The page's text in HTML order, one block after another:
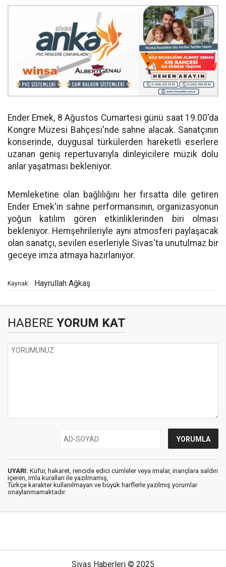
Ender Emek, 8 Ağustos Cumartesi günü saat 19.00'da
Kongre Müzesi Bahçesi'nde sahne alacak. Sanatçının
konserinde, duygusal türkülerden hareketli eserlere
uzanan geniş repertuvarıyla dinleyicilere müzik dolu
anlar yaşatması bekleniyor.
Memleketine olan bağlılığını her fırsatta dile getiren
Ender Emek'in sahne performansının, organizasyonun
yoğun katılım gören etkinliklerinden biri olması
bekleniyor. Hemşehrileriyle aynı atmosferi paylaşacak
olan sanatçı, sevilen eserleriyle Sivas'ta unutulmaz bir
geceye imza atmaya hazırlanıyor.
Kaynak: Hayrullah Ağkaş
HABERE YORUM KAT
UYARI: Küfür, hakaret, rencide edici cümleler veya imalar, inançlara saldırı
içeren, imla kuralları ile yazılmamış,
Türkçe karakter kullanılmayan ve büyük harflerle yazılmış yorumlar
onaylanmamaktadır.
Sivas Haberleri © 2025